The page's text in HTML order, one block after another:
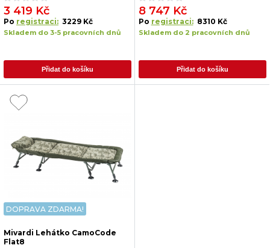
3 419 Kč
Po registraci: 3229 Kč
Skladem do 3-5 pracovních dnů
Přidat do košíku
8 747 Kč
Po registraci: 8310 Kč
Skladem do 2 pracovních dnů
Přidat do košíku
DOPRAVA ZDARMA!
Mivardi Lehátko CamoCode
Flat8